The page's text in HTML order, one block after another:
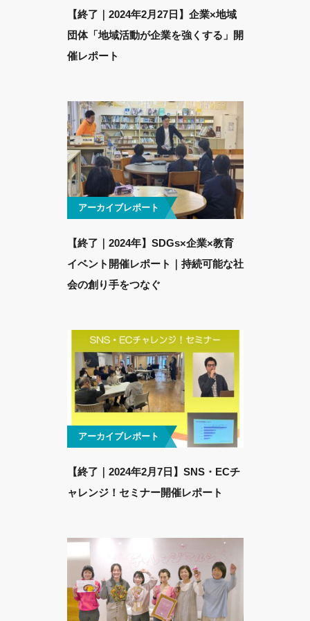
【終了｜2024年2月27日】企業×地域
団体「地域活動が企業を強くする」開
催レポート
アーカイブレポート
【終了｜2024年】SDGs×企業×教育
イベント開催レポート｜持続可能な社
会の創り手をつなぐ
アーカイブレポート
【終了｜2024年2月7日】SNS・ECチ
ャレンジ！セミナー開催レポート